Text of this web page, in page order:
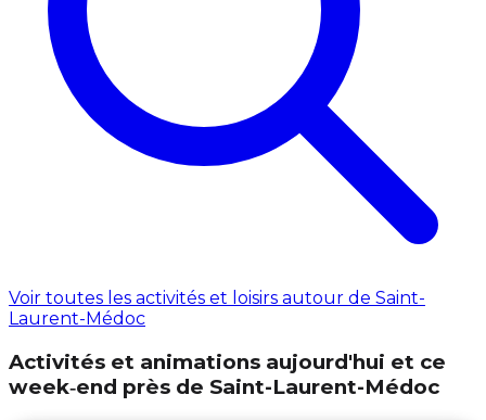
Voir toutes les activités et loisirs autour de Saint-
Laurent-Médoc
Activités et animations aujourd'hui et ce
week‑end près de Saint-Laurent-Médoc